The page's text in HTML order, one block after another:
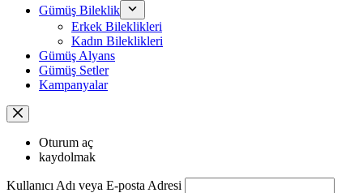
Gümüş Bileklik
Erkek Bileklikleri
Kadın Bileklikleri
Gümüş Alyans
Gümüş Setler
Kampanyalar
Oturum aç
kaydolmak
Kullanıcı Adı veya E-posta Adresi